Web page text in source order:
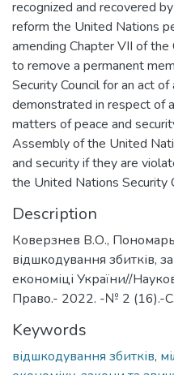
recognized and recovered
reform the United Nations
amending Chapter VII of
to remove a permanent
Security Council for an act
demonstrated in respect of
matters of peace and
Assembly of the United
and security if they are
the United Nations Security
Description
Коверзнев В.О.,
відшкодування збитків,
економіці України//
Право.- 2022. -№ 2 (16).-
Keywords
відшкодування збитків,